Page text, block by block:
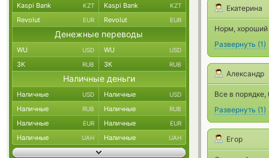
Екатерина
Норм, хороший
Развернуть (1)
Александр
Все в
Развернуть (1)
Егор
Kaspi Bank KZT Kaspi Bank KZT
Revolut EUR Revolut EUR
Денежные переводы
WU USD WU USD
ЗК RUB ЗК RUB
Наличные деньги
Наличные USD Наличные USD
Наличные RUB Наличные RUB
Наличные EUR Наличные EUR
Наличные UAH Наличные UAH